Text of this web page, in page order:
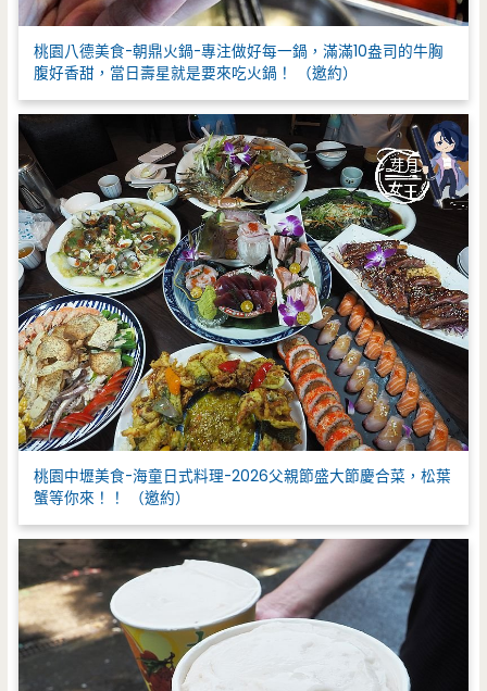
桃園八德美食-朝鼎火鍋-專注做好每一鍋，滿滿10盎司的牛胸
腹好香甜，當日壽星就是要來吃火鍋！ （邀約）
桃園中壢美食-海童日式料理-2026父親節盛大節慶合菜，松葉
蟹等你來！！ （邀約）